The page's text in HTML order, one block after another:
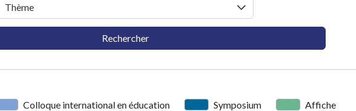
Thème
Rechercher
Colloque international en éducation Symposium
Affiche